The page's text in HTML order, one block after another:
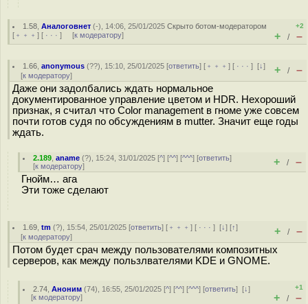
1.58 ,Аналоговнет (-), 14:06, 25/01/2025Скрыто ботом-модератором
[ ﹢﹢﹢ ] [ · · · ] [к модератору]
+2
+ / –
1.66 ,anonymous (??), 15:10, 25/01/2025 [ответить] [ ﹢﹢﹢] [ · · ·][↓]
[к модератору] + / –
Даже они задолбались ждать нормальное
документированное управление цветом и HDR. Нехороший
признак, я считал что Color management в гноме уже совсем
почти готов судя по обсуждениям в mutter. Значит еще годы
ждать.
2.189 ,aname (?), 15:24, 31/01/2025 [^] [^^] [^^^] [ответить]
[к модератору] + / –
Гнойм… ага
Эти тоже сделают
1.69 ,tm (?), 15:54, 25/01/2025 [ответить] [ ﹢﹢﹢] [ · · ·][↓] [↑]
[к модератору] + / –
Потом будет срач между пользователями композитных
серверов, как между пользлвателями KDE и GNOME.
2.74 ,Аноним (74), 16:55, 25/01/2025 [^] [^^] [^^^] [ответить][↓]
[к модератору]
+1
+ / –